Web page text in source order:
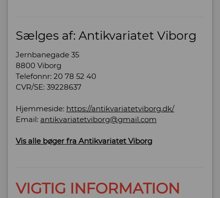
Sælges af: Antikvariatet Viborg
Jernbanegade 35
8800 Viborg
Telefonnr: 20 78 52 40
CVR/SE: 39228637
Hjemmeside: https://antikvariatetviborg.dk/
Email: antikvariatetviborg@gmail.com
Vis alle bøger fra Antikvariatet Viborg
VIGTIG INFORMATION